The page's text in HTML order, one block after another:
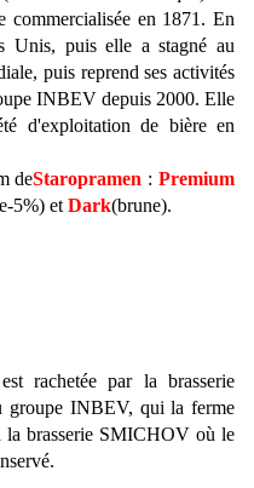
commercialisée en 1871. En
Unis, puis elle a stagné au
puis reprend ses activités
INBEV depuis 2000. Elle
d'exploitation de bière en
deStaropramen : Premium
5%) et Dark(brune).
rachetée par la brasserie
groupe INBEV, qui la ferme
la brasserie SMICHOV où le